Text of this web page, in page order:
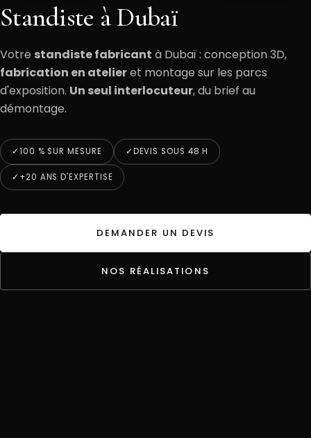
Standiste à Dubaï
Votre standiste fabricant à Dubaï : conception 3D,
fabrication en atelieret montage sur les parcs
d'exposition. Un seul interlocuteur, du brief au
démontage.
100 % SUR MESURE DEVIS SOUS 48 H
+20 ANS D'EXPERTISE
DEMANDER UN DEVIS
NOS RÉALISATIONS